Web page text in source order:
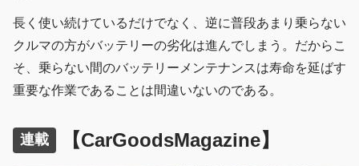
長く使い続けているだけでなく、逆に普段あまり乗らない
クルマの方がバッテリーの劣化は進んでしまう。だからこ
そ、乗らない間のバッテリーメンテナンスは寿命を延ばす
重要な作業であることは間違いないのである。
連載 【CarGoodsMagazine】